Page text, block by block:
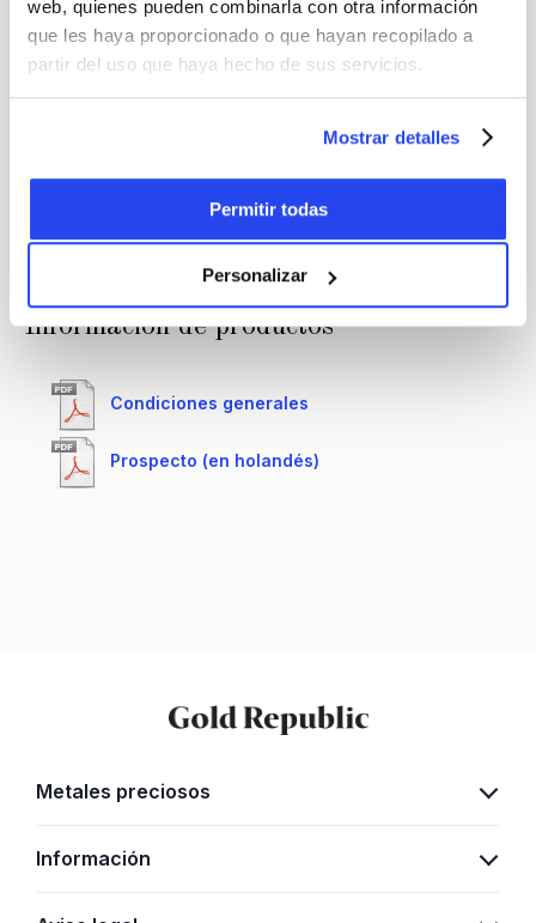
web, quienes pueden combinarla con otra información
que les haya proporcionado o que hayan recopilado a
partir del uso que haya hecho de sus servicios.
Mostrar detalles
Permitir todas
Personalizar
Póliza de seguro Ámsterdam
Póliza de seguro Zúrich
Póliza de seguro Fráncfort
Póliza de seguro Singapur
Información de productos
Condiciones generales
Prospecto (en holandés)
Metales preciosos
Platino
Información